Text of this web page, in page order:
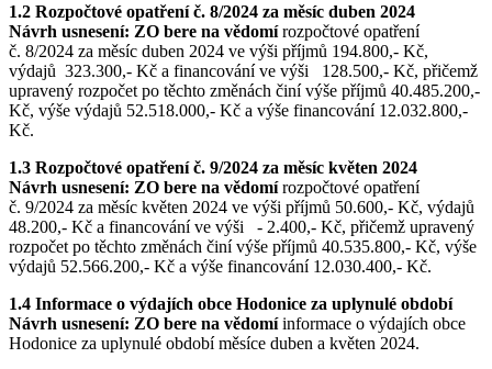
1.2 Rozpočtové opatření č. 8/2024 za měsíc duben 2024
Návrh usnesení: ZO bere na vědomírozpočtové opatření
č. 8/2024 za měsíc duben 2024 ve výši příjmů 194.800,- Kč,
výdajů 323.300,- Kč a financování ve výši 128.500,- Kč, přičemž
upravený rozpočet po těchto změnách činí výše příjmů 40.485.200,-
Kč, výše výdajů 52.518.000,- Kč a výše financování 12.032.800,-
Kč.
1.3 Rozpočtové opatření č. 9/2024 za měsíc květen 2024
Návrh usnesení: ZO bere na vědomírozpočtové opatření
č. 9/2024 za měsíc květen 2024 ve výši příjmů 50.600,- Kč, výdajů
48.200,- Kč a financování ve výši - 2.400,- Kč, přičemž upravený
rozpočet po těchto změnách činí výše příjmů 40.535.800,- Kč, výše
výdajů 52.566.200,- Kč a výše financování 12.030.400,- Kč.
1.4 Informace o výdajích obce Hodonice za uplynulé období
Návrh usnesení: ZO bere na vědomíinformace o výdajích obce
Hodonice za uplynulé období měsíce duben a květen 2024.